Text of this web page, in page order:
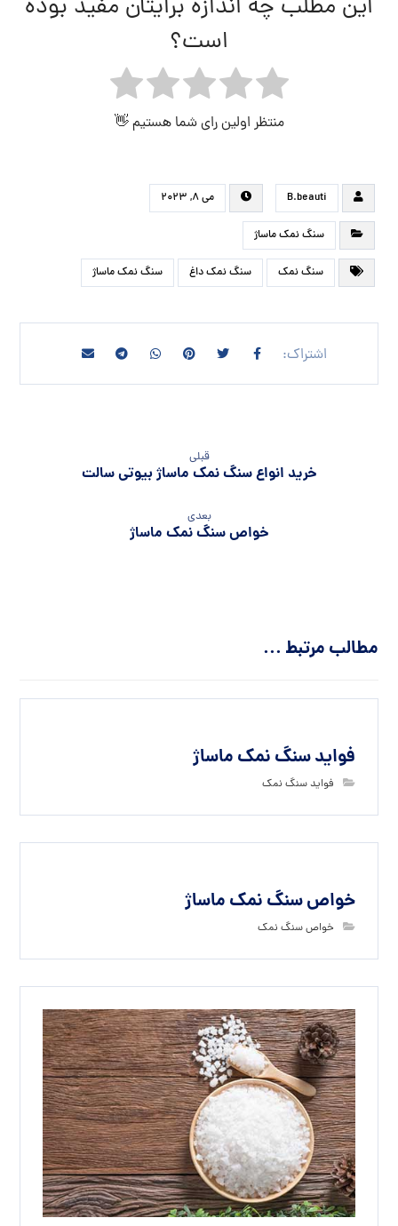
این مطلب چه اندازه برایتان مفید بوده
است؟
منتظر اولین رای شما هستیم 👋
B.beauti می ۸, ۲۰۲۳
سنگ نمک ماساژ
سنگ نمک سنگ نمک داغ سنگ نمک ماساژ
قبلی
خرید انواع سنگ نمک ماساژ بیوتی سالت
بعدی
خواص سنگ نمک ماساژ
مطالب مرتبط ...
فواید سنگ نمک ماساژ
فواید سنگ نمک
خواص سنگ نمک ماساژ
خواص سنگ نمک